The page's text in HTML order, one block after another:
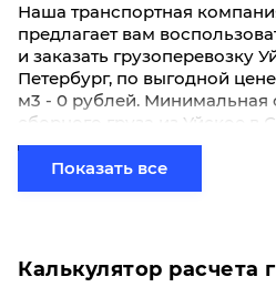
Наша транспортная
предлагает вам
и заказать грузоперевозку
Петербург, по выгодной цене
м3 - 0 рублей. Минимальная
сборного груза из Уйское в
начинается от 0 рублей. Если
свой груз сборной партией
в Санкт-Петербург и у вас
Показать все
Калькулятор расчета